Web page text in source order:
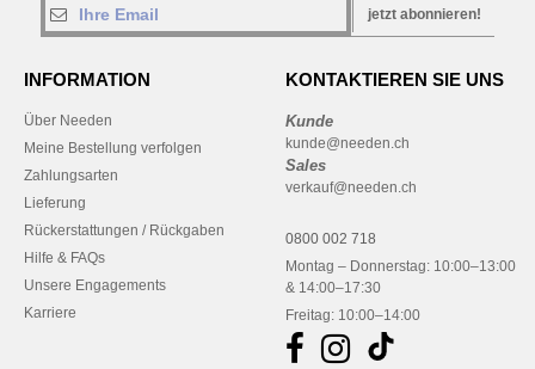
jetzt abonnieren!
INFORMATION
Über Needen
Meine Bestellung verfolgen
Zahlungsarten
Lieferung
Rückerstattungen / Rückgaben
Hilfe & FAQs
Unsere Engagements
Karriere
KONTAKTIEREN SIE UNS
Kunde
kunde@needen.ch
Sales
verkauf@needen.ch
0800 002 718
Montag – Donnerstag: 10:00–13:00
& 14:00–17:30
Freitag: 10:00–14:00